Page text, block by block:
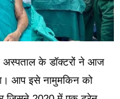
अस्पताल के डॉक्टरों ने आज
आप इसे नामुमकिन को